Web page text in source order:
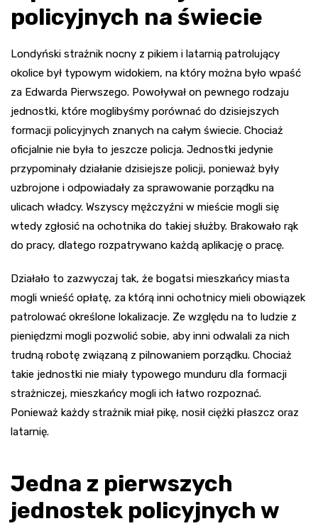
policyjnych na świecie
Londyński strażnik nocny z pikiem i latarnią patrolujący
okolice był typowym widokiem, na który można było wpaść
za Edwarda Pierwszego. Powoływał on pewnego rodzaju
jednostki, które moglibyśmy porównać do dzisiejszych
formacji policyjnych znanych na całym świecie. Chociaż
oficjalnie nie była to jeszcze policja. Jednostki jedynie
przypominały działanie dzisiejsze policji, ponieważ były
uzbrojone i odpowiadały za sprawowanie porządku na
ulicach władcy. Wszyscy mężczyźni w mieście mogli się
wtedy zgłosić na ochotnika do takiej służby. Brakowało rąk
do pracy, dlatego rozpatrywano każdą aplikację o pracę.
Działało to zazwyczaj tak, że bogatsi mieszkańcy miasta
mogli wnieść opłatę, za którą inni ochotnicy mieli obowiązek
patrolować określone lokalizacje. Ze względu na to ludzie z
pieniędzmi mogli pozwolić sobie, aby inni odwalali za nich
trudną robotę związaną z pilnowaniem porządku. Chociaż
takie jednostki nie miały typowego munduru dla formacji
strażniczej, mieszkańcy mogli ich łatwo rozpoznać.
Ponieważ każdy strażnik miał pikę, nosił ciężki płaszcz oraz
latarnię.
Jedna z pierwszych
jednostek policyjnych w